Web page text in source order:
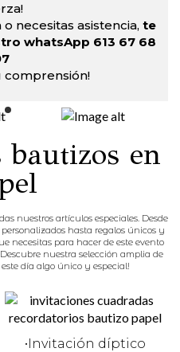
necesitas asistencia, te
whatsApp 613 67 68
comprensión!
en
nuestros artículos especiales. Desde
hasta regalos únicos y
necesitas para hacer de este evento
nuestra selección amplia de
día algo único y especial!
•Invitación díptico